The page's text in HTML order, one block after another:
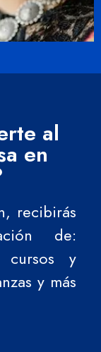
al
en
recibirás
de:
cursos y
y más